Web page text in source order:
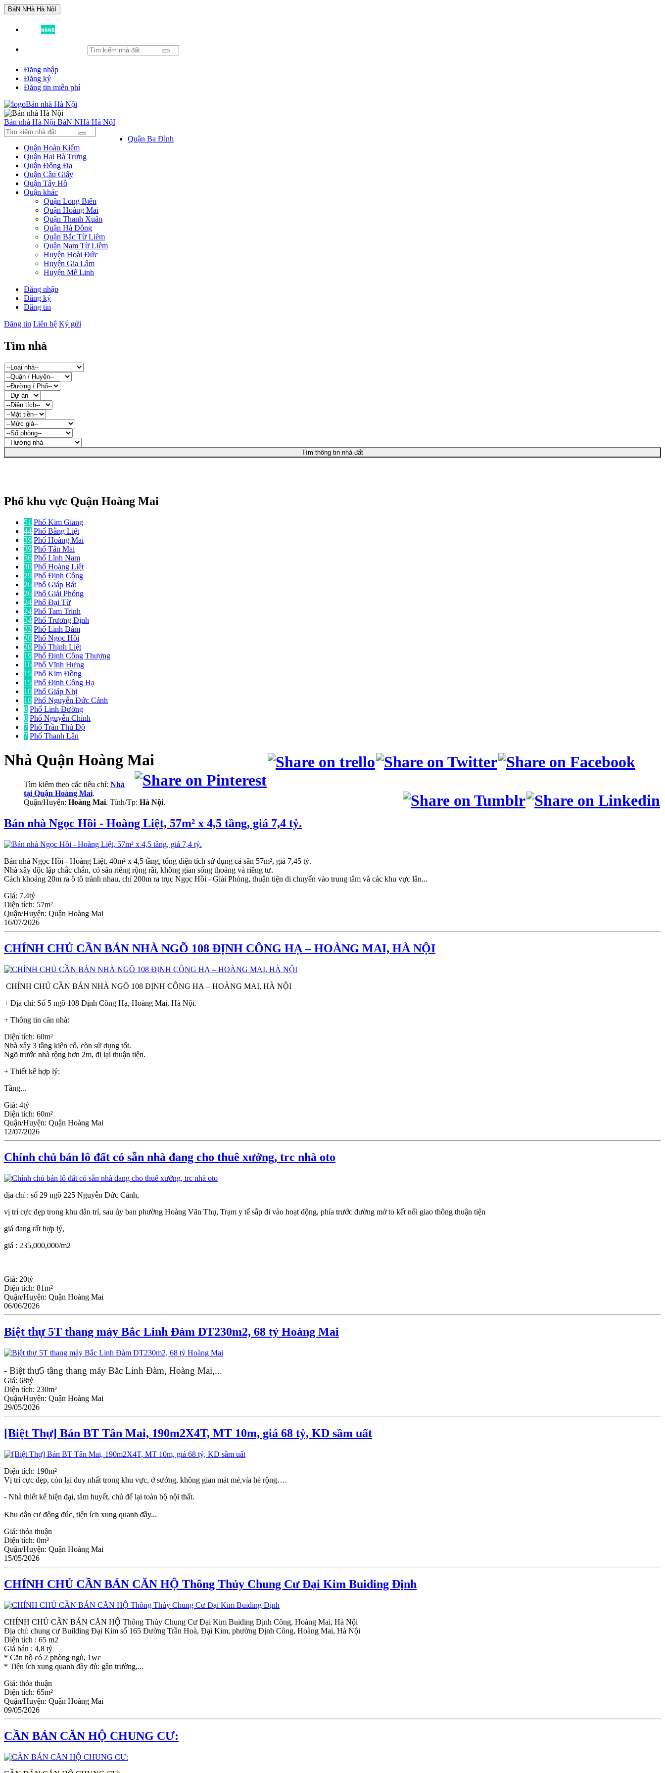
BáN NHà Hà NộI
6660
Đăng nhập
Đăng ký
Đăng tin miễn phí
Bán nhà Hà Nội BáN NHà Hà NộI
Quận Ba Đình
Quận Hoàn Kiếm
Quận Hai Bà Trưng
Quận Đống Đa
Quận Cầu Giấy
Quận Tây Hồ
Quận khác
Quận Long Biên
Quận Hoàng Mai
Quận Thanh Xuân
Quận Hà Đông
Quận Bắc Từ Liêm
Quận Nam Từ Liêm
Huyện Hoài Đức
Huyện Gia Lâm
Huyện Mê Linh
Đăng nhập
Đăng ký
Đăng tin
Đăng tin Liên hệ Ký gửi
Tìm nhà
Tìm thông tin nhà đất
Phố khu vực Quận Hoàng Mai
51 Phố Kim Giang
44 Phố Bằng Liệt
39 Phố Hoàng Mai
39 Phố Tân Mai
36 Phố Lĩnh Nam
30 Phố Hoàng Liệt
29 Phố Định Công
26 Phố Giáp Bát
26 Phố Giải Phóng
24 Phố Đại Từ
24 Phố Tam Trinh
24 Phố Trương Định
22 Phố Linh Đàm
20 Phố Ngọc Hồi
20 Phố Thịnh Liệt
19 Phố Định Công Thượng
16 Phố Vĩnh Hưng
15 Phố Kim Đồng
15 Phố Định Công Hạ
10 Phố Giáp Nhị
10 Phố Nguyễn Đức Cảnh
8 Phố Linh Đường
8 Phố Nguyễn Chính
7 Phố Trần Thủ Độ
7 Phố Thanh Lân
Nhà Quận Hoàng Mai
Tìm kiếm theo các tiêu chí: Nhà
tại Quận Hoàng Mai.
Quận/Huyện: Hoàng Mai. Tỉnh/Tp: Hà Nội.
Bán nhà Ngọc Hồi - Hoàng Liệt, 57m² x 4,5 tầng, giá 7,4 tỷ.
Bán nhà Ngọc Hồi - Hoàng Liệt, 40m² x 4,5 tầng, tổng diện tích sử dụng cả sân 57m², giá 7,45 tỷ.
Nhà xây độc lập chắc chắn, có sân riêng rộng rãi, không gian sống thoáng và riêng tư.
Cách khoảng 20m ra ô tô tránh nhau, chỉ 200m ra trục Ngọc Hồi - Giải Phóng, thuận tiện di chuyển vào trung tâm và các khu vực lân...
Giá: 7.4tỷ
Diện tích: 57m²
Quận/Huyện: Quận Hoàng Mai
16/07/2026
CHÍNH CHỦ CẦN BÁN NHÀ NGÕ 108 ĐỊNH CÔNG HẠ – HOÀNG MAI, HÀ NỘI
CHÍNH CHỦ CẦN BÁN NHÀ NGÕ 108 ĐỊNH CÔNG HẠ – HOÀNG MAI, HÀ NỘI
+ Địa chỉ: Số 5 ngõ 108 Định Công Hạ, Hoàng Mai, Hà Nội.
+ Thông tin căn nhà:
Diện tích: 60m²
Nhà xây 3 tầng kiên cố, còn sử dụng tốt.
Ngõ trước nhà rộng hơn 2m, đi lại thuận tiện.
+ Thiết kế hợp lý:
Tầng...
Giá: 4tỷ
Diện tích: 60m²
Quận/Huyện: Quận Hoàng Mai
12/07/2026
Chính chủ bán lô đất có sẵn nhà đang cho thuê xưởng, trc nhà oto
địa chỉ : số 29 ngõ 225 Nguyễn Đức Cảnh,
vị trí cực đẹp trong khu dân trí, sau ủy ban phường Hoàng Văn Thụ, Trạm y tế sắp đi vào hoạt động, phía trước đường mở to kết nối giao thông thuận tiện
giá đang rất hợp lý,
giá : 235,000,000/m2
Giá: 20tỷ
Diện tích: 81m²
Quận/Huyện: Quận Hoàng Mai
06/06/2026
Biệt thự 5T thang máy Bắc Linh Đàm DT230m2, 68 tỷ Hoàng Mai
- Biệt thự5 tầng thang máy Bắc Linh Đàm, Hoàng Mai,...
Giá: 68tỷ
Diện tích: 230m²
Quận/Huyện: Quận Hoàng Mai
29/05/2026
[Biệt Thự] Bán BT Tân Mai, 190m2X4T, MT 10m, giá 68 tỷ, KD sầm uất
Diện tích: 190m²
Vị trí cực đẹp, còn lại duy nhất trong khu vực, ở sướng, không gian mát mẻ,vỉa hè rộng….
- Nhà thiết kế hiện đại, tâm huyết, chủ để lại toàn bộ nội thất.
Khu dân cư đông đúc, tiện ích xung quanh đầy...
Giá: thỏa thuận
Diện tích: 0m²
Quận/Huyện: Quận Hoàng Mai
15/05/2026
CHÍNH CHỦ CẦN BÁN CĂN HỘ Thông Thủy Chung Cư Đại Kim Buiding Định
CHÍNH CHỦ CẦN BÁN CĂN HỘ Thông Thủy Chung Cư Đại Kim Buiding Định Công, Hoàng Mai, Hà Nội
Địa chỉ: chung cư Building Đại Kim số 165 Đường Trần Hoà, Đại Kim, phường Định Công, Hoàng Mai, Hà Nội
Diện tích : 65 m2
Giá bán : 4,8 tỷ
* Căn hộ có 2 phòng ngủ, 1wc
* Tiện ích xung quanh đầy đủ: gần trường,...
Giá: thỏa thuận
Diện tích: 65m²
Quận/Huyện: Quận Hoàng Mai
09/05/2026
CẦN BÁN CĂN HỘ CHUNG CƯ: